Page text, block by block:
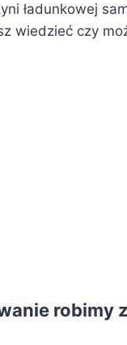
ładunkowej
wiedzieć czy
robimy